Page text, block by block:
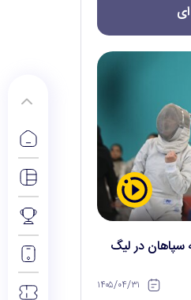
سپاهان در لیگ
۱۴۰۵/۰۴/۳۱